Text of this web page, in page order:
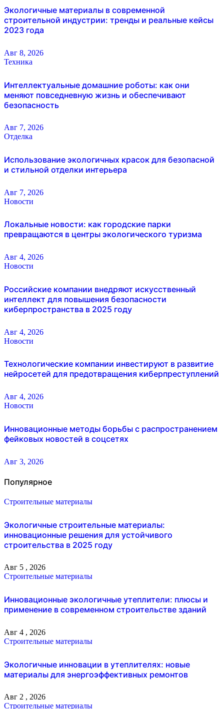
Экологичные материалы в современной
строительной индустрии: тренды и реальные кейсы
2023 года
Авг 8, 2026
Техника
Интеллектуальные домашние роботы: как они
меняют повседневную жизнь и обеспечивают
безопасность
Авг 7, 2026
Отделка
Использование экологичных красок для безопасной
и стильной отделки интерьера
Авг 7, 2026
Новости
Локальные новости: как городские парки
превращаются в центры экологического туризма
Авг 4, 2026
Новости
Российские компании внедряют искусственный
интеллект для повышения безопасности
киберпространства в 2025 году
Авг 4, 2026
Новости
Технологические компании инвестируют в развитие
нейросетей для предотвращения киберпреступлений
Авг 4, 2026
Новости
Инновационные методы борьбы с распространением
фейковых новостей в соцсетях
Авг 3, 2026
Популярное
Строительные материалы
Экологичные строительные материалы:
инновационные решения для устойчивого
строительства в 2025 году
Авг 5 , 2026
Строительные материалы
Инновационные экологичные утеплители: плюсы и
применение в современном строительстве зданий
Авг 4 , 2026
Строительные материалы
Экологичные инновации в утеплителях: новые
материалы для энергоэффективных ремонтов
Авг 2 , 2026
Строительные материалы